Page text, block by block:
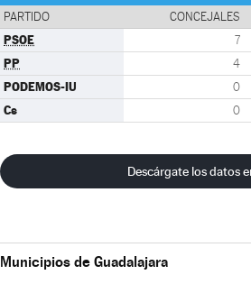
PARTIDO CONCEJALES
PSOE 7
PP 4
PODEMOS-IU 0
Cs 0
Descárgate los datos
Municipios de Guadalajara